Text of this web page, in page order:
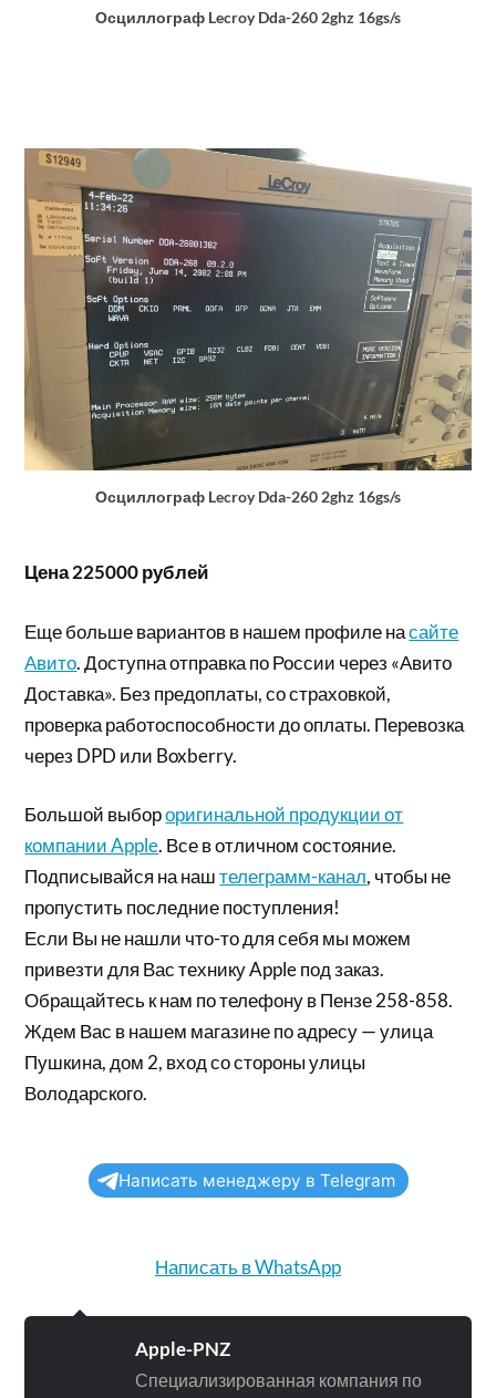
Осциллограф Lecroy Dda-260 2ghz 16gs/s
Осциллограф Lecroy Dda-260 2ghz 16gs/s
Цена 225000 рублей
Еще больше вариантов в нашем профиле насайте
Авито. Доступна отправка по России через «Авито
Доставка». Без предоплаты, со страховкой,
проверка работоспособности до оплаты. Перевозка
через DPD или Boxberry.
Большой выбороригинальной продукции от
компании Apple. Все в отличном состояние.
Подписывайся на наштелеграмм-канал, чтобы не
пропустить последние поступления!
Если Вы не нашли что-то для себя мы можем
привезти для Вас технику Apple под заказ.
Обращайтесь к нам по телефону в Пензе 258-858.
Ждем Вас в нашем магазине по адресу — улица
Пушкина, дом 2, вход со стороны улицы
Володарского.
Написать менеджеру в Telegram
Написать в WhatsApp
Apple-PNZ
Специализированная компания по